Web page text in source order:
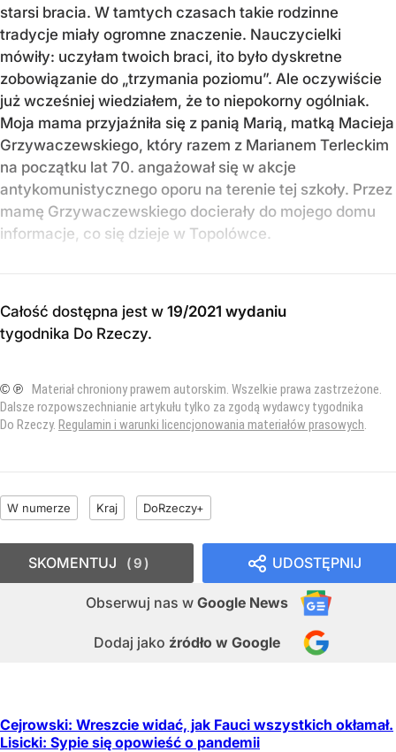
starsi bracia. W tamtych czasach takie rodzinne
tradycje miały ogromne znaczenie. Nauczycielki
mówiły: uczyłam twoich braci, ito było dyskretne
zobowiązanie do „trzymania poziomu”. Ale oczywiście
już wcześniej wiedziałem, że to niepokorny ogólniak.
Moja mama przyjaźniła się z panią Marią, matką Macieja
Grzywaczewskiego, który razem z Marianem Terleckim
na początku lat 70. angażował się w akcje
antykomunistycznego oporu na terenie tej szkoły. Przez
mamę Grzywaczewskiego docierały do mojego domu
informacje, co się dzieje w Topolówce.
Całość dostępna jest w 19/2021 wydaniu
tygodnika Do Rzeczy.
© ℗ Materiał chroniony prawem autorskim. Wszelkie prawa zastrzeżone.
Dalsze rozpowszechnianie artykułu tylko za zgodą wydawcy tygodnika
Do Rzeczy. Regulamin i warunki licencjonowania materiałów prasowych
W numerze Kraj DoRzeczy+
UDOSTĘPNIJ
Obserwuj nas w Google News
Dodaj jako źródło w Google
SKOMENTUJ 9
Cejrowski: Wreszcie widać, jak Fauci wszystkich okłamał.
Lisicki: Sypie się opowieść o pandemii